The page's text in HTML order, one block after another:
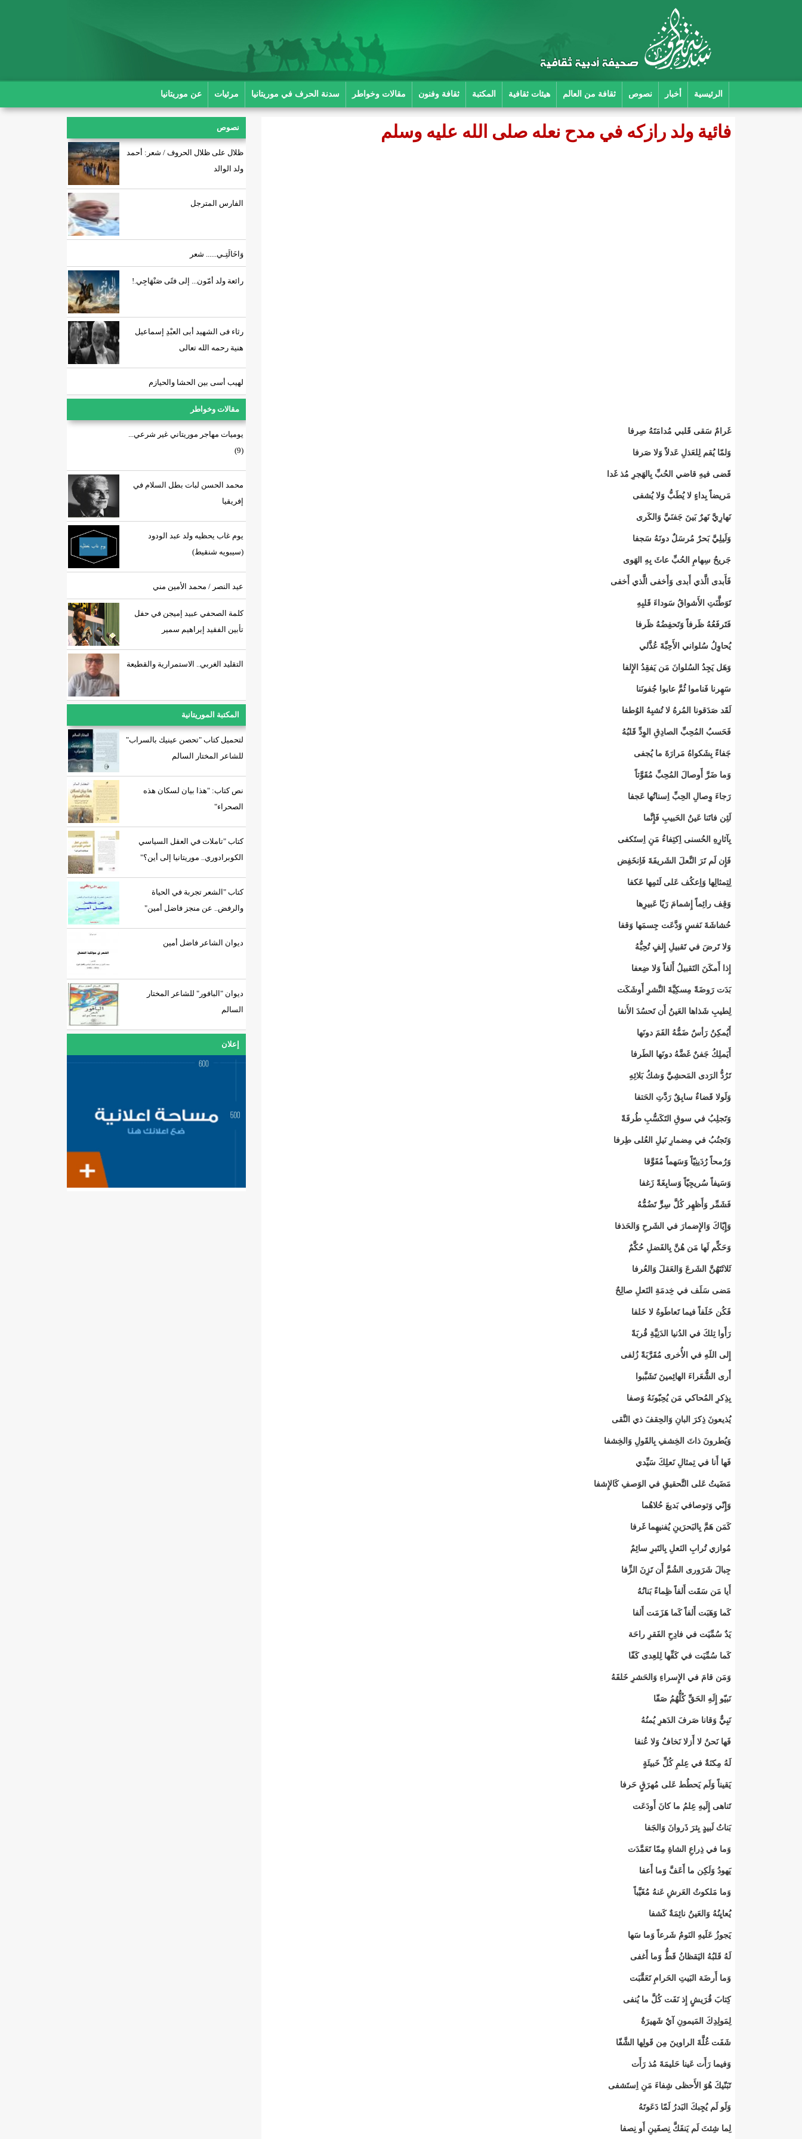
الرئيسية أخبار نصوص ثقافة من العالم هيئات ثقافية المكتبة ثقافة وفنون مقالات وخواطر سدنة الحرف في موريتانيا مرئيات عن موريتانيا
نصوص
ظلال على ظلال الحروف / شعر: أحمد
ولد الوالد
الفارس المترجل
وَاخَالَتِـي...... شعر
رائعة ولد أمّون... إلى فتًى صَنْهَاجِي.!
رثاء فى الشهيد أبى العبْدِ إسماعيل
هنية رحمه الله تعالى
لهيب أسى بين الحشا والحيازم
مقالات وخواطر
يوميات مهاجر موريتاني غير شرعي...
(9)
محمد الحسن لبات بطل السلام في
إفريقيا
يوم غاب يحظيه ولد عبد الودود
(سيبويه شنقيط)
عيد النصر / محمد الأمين مني
كلمة الصحفي عبيد إميجن في حفل
تأبين الفقيد إبراهيم سمير
التقليد الغربي.. الاستمرارية والقطيعة
المكتبة الموريتانية
لتحميل كتاب "تحصن عينيك بالسراب"
للشاعر المختار السالم
نص كتاب: "هذا بيان لسكان هذه
الصحراء"
كتاب "تاملات في العقل السياسي
الكوبرادوري.. موريتانيا إلى أين؟"
كتاب "الشعر تجربة في الحياة
والرفض.. عن منجز فاضل أمين"
ديوان الشاعر فاضل أمين
ديوان "البافور" للشاعر المختار
السالم
إعلان
فائية ولد رازكه في مدح نعله صلى الله عليه وسلم
غَرامٌ سَقى قَلبي مُدامَتَهُ صِرفا
وَلمّا يُقم لِلعَذلِ عَدلاً وَلا صَرفا
قَضى فيهِ قاضي الحُبِّ بِالهَجرِ مُذ غَدا
مَريضاً بِداءٍ لا يُطَبُّ وَلا يُشفى
نَهارِيَّ نَهرٌ بَينَ جَفنَيَّ وَالكَرى
وَلَيلِيَّ بَحرٌ مُرسَلٌ دونَهُ سَجفا
جَريحُ سِهامِ الحُبِّ عاثَ بِهِ الهَوى
فَأَبدى الَّذي أَبدى وَأَخفى الَّذي أَخفى
تَوَطَّنَتِ الأَشواقُ سَوداءَ قَلبِهِ
فَتَرفَعُهُ ظَرفاً وَتَحفِضُهُ ظَرفا
يُحاوِلُ سُلواني الأَحِبَّةَ عُذَّلي
وَهَل يَجِدُ السُلوانَ مَن يَفقِدُ الإِلفا
سَهِرنا فَناموا ثُمَّ عابوا جُفونَنا
لَقَد صَدَقونا المُرهُ لا تُشبِهُ الوُطفا
فَحَسبُ المُحِبِّ الصادِقِ الوِدِّ قَلبُهُ
جَفاءً بِشَكواهُ مَرارَةَ ما يُجفى
وَما ضَرَّ أَوصالَ المُحِبِّ مُقَوَّتاً
رَجاءَ وِصالِ الحِبِّ اِسناتُها عَجفا
لَئِن فاتَنا عَينُ الحَبيبِ فَإِنَّما
بِآثارِهِ الحُسنى اِكتِفاءُ مَنِ اِستَكفى
فَإِن لَم تَرَ النَّعلَ الشَريفَةَ فَاِنخَفِض
لِتِمثالِها وَاِعكُف عَلى لَثمِها عَكفا
وَقِف رائِماً إِشمامَ رَيّا عَبيرِها
حُشاشَةَ نَفسٍ وَدَّعَت جِسمَها وَقفا
وَلا تَرضَ في تَقبيلِ إِلفٍ تُحِبُّهُ
إِذا أَمكَنَ التَقبيلُ أَلفاً وَلا ضِعفا
بَدَت رَوضَةً مِسكِيَّةَ النَّشرِ أَوشَكَت
لِطيبِ شَذاها العَينُ أَن تَحسُدَ الأَنفا
أَيُمكِنُ رَأسٌ ضَمُّهُ الفَمَ دونَها
أَيَملِكُ جَفنٌ غَضَّهُ دونَها الطَرفا
تَرُدُّ الرَدى المَحشِيَّ وَشكُ بَلائِهِ
وَلَولا قَضاءٌ سابِقٌ رَدَّتِ الحَتفا
وَتَجلِبُ في سوقِ التَكَسُّبِ طُرفَةً
وَتَجنُبُ في مِضمارِ نَيلِ العُلى طِرفا
وَرُمحاً رُدَينِيّاً وَسَهماً مُفَوَّقا
وَسَيفاً سُريجِيّاً وَسابِغَةً زَغفا
فَشَمِّر وَأَظهِر كُلَّ سِرٍّ تَضُمُّهُ
وَإِيّاكَ وَالإِضمارَ في الشَرحِ وَالحَذفا
وَحَكِّم لَها مَن هُنَّ بِالفَضلِ حُكَّمٌ
ثَلاثَتَهُنَّ الشَرعَ وَالعَقلَ وَالعُرفا
مَضى سَلَف في خِدمَةِ النَعلِ صالِحٌ
فَكُن خَلَفاً فيما تَعاطَوهُ لا خَلفا
رَأَوا تِلكَ في الدُنيا الدَنِيَّةِ قُربَةً
إِلى اللَهِ في الأُخرى مُقَرَّبَةً زُلفى
أَرى الشُّعَراءَ الهائِمينَ تَشَبَّبوا
بِذِكرِ المُحاكي مَن يُحِبّونَهُ وَصفا
يُذيعونَ ذِكرَ البانِ وَالحِقفَ ذي النَّقى
وَيُطرونَ ذاتَ الخِشفِ بِالقَولِ وَالخِشفا
فَها أَنا في تِمثالِ نَعلِكَ سَيِّدي
مَضَيتُ عَلى التَّحقيقِ في الوَصفِ كَالإِشفا
وَإِنّي وَتوصافي بَديعَ حُلاهُما
كَمَن هَمَّ بِالبَحرَينِ يُفنيهِما غَرفا
مُوازي تُرابِ النَعلِ بِالتَبرِ سائِمٌ
جِبالَ شَرَورى الشُمَّ أَن تَزِنَ الزِّفا
أَيا مَن سَقَت أَلفاً ظِماءً بَنانُهُ
كَما وَهَبَت أَلفاً كَما هَزَمَت أَلفا
يَدٌ سُمِّيَت في فادِحِ الفَقرِ راحَة
كَما سُمِّيَت في كَفِّها لِلعِدى كَفّا
وَمَن قامَ في الإِسراءِ وَالحَشرِ خَلفَهُ
نَبيّو إِلَهِ الحَقِّ كُلُّهُمُ صَفّا
نَبِيٌّ وَقانا صَرفَ الدَهرِ يُمنُهُ
فَها نَحنُ لا أَزلا نَخافُ وَلا عُنفا
لَهُ مِكنَةٌ في عِلمِ كُلِّ خَبيئَةٍ
يَقيناً وَلَم يَحطُط عَلى مُهرَقٍ حَرفا
تَناهى إِلَيهِ عِلمُ ما كانَ أَودَعَت
بَناتُ لَبيدٍ بِئرَ ذَروانَ وَالجَفا
وَما في ذِراعِ الشاةِ مِمّا تَعَمَّدَت
يَهودُ وَلَكِن ما أَعَفَّ وَما أَعفا
وَما مَلكوتُ العَرشِ عَنهُ مُغَيَّباً
يُعايِنُهُ وَالعَينُ نائِمَةٌ كَشفا
يَجوزُ عَلَيهِ النَومُ شَرعاً وَما سَها
لَهُ قَلبُهُ اليَقظانُ قَطُّ وَما أَغفى
وَما أَرضَة البَيتِ الحَرامِ تَعَقَّبَت
كِتابَ قُرَيشٍ إِذ نَفَت كُلَّ ما يُنفى
لِمَولِدِكَ المَيمونِ آيٌ شَهيرَةٌ
شَفَت غُلَّةَ الراوينَ مِن قَولِها الشَّفّا
وَفيما رَأَت عَينا حَليمَةَ مُذ رَأَت
تَبَنّيكَ هُوَ الأَحظى شِفاءَ مَنِ اِستَشفى
وَلَو لَم يُجِبكَ البَدرُ لَمّا دَعَوتَهُ
لِما شِئتَ لَم يَنفَكَّ نِصفَينِ أَو نِصفا